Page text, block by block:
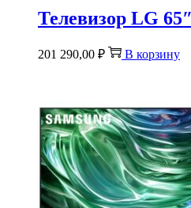
Телевизор LG
201 290,00 ₽ В корзину